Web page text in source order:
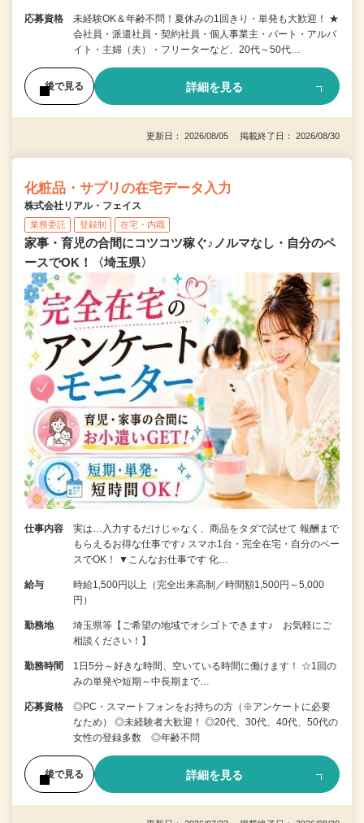
応募資格
未経験OK＆年齢不問！夏休みの1回きり・単発も大歓迎！ ★
会社員・派遣社員・契約社員・個人事業主・パート・アルバ
イト・主婦（夫）・フリーターなど、20代～50代…
後で見る 詳細を見る
更新日： 2026/08/05 掲載終了日： 2026/08/30
化粧品・サプリの在宅データ入力
株式会社リアル・フェイス
業務委託 登録制 在宅・内職
家事・育児の合間にコツコツ稼ぐ♪ノルマなし・自分のペ
ースでOK！〈埼玉県〉
仕事内容
実は…入力するだけじゃなく、商品をタダで試せて 報酬まで
もらえるお得な仕事です♪ スマホ1台・完全在宅・自分のペー
スでOK！ ▼こんなお仕事です 化…
給与
時給1,500円以上（完全出来高制／時間額1,500円～5,000
円）
勤務地
埼玉県等【ご希望の地域でオシゴトできます♪ お気軽にご
相談ください！】
勤務時間
1日5分～好きな時間、空いている時間に働けます！ ☆1回の
みの単発や短期～中長期まで…
応募資格
◎PC・スマートフォンをお持ちの方（※アンケートに必要
なため） ◎未経験者大歓迎！ ◎20代、30代、40代、50代の
女性の登録多数 ◎年齢不問
後で見る 詳細を見る